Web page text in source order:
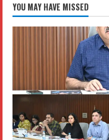
YOU MAY HAVE MISSED